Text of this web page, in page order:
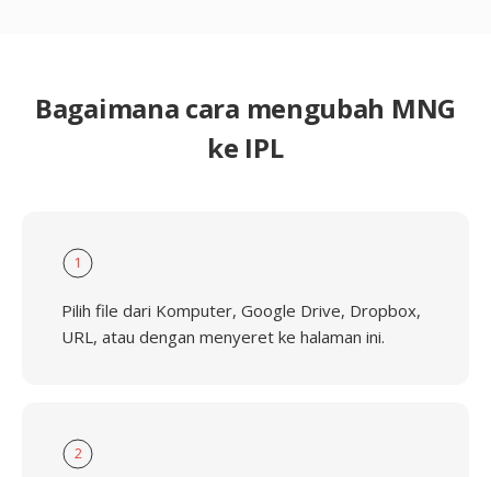
Bagaimana cara mengubah MNG
ke IPL
1
Pilih file dari Komputer, Google Drive, Dropbox,
URL, atau dengan menyeret ke halaman ini.
2